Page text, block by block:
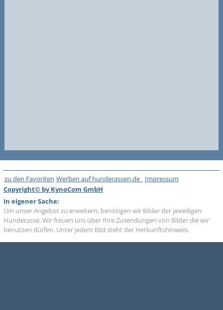
zu den Favoriten Werben auf hunderassen.de
Impressum
Copyright© by KynoCom GmbH
In eigener Sache:
Um unser Angebot zu erweitern, benötigen wir Bilder der jeweiligen
Hunderasse. Wir freuen uns über Ihre Zusendungen von Bilder die wir
benutzen dürfen. Unter jedem Bild steht der Herkunftshinweis.